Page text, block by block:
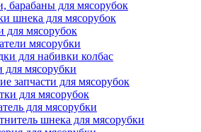
барабаны для мясорубок
шнека для мясорубок
для мясорубок
мясорубки
для набивки колбас
мясорубки
запчасти для мясорубок
для мясорубок
для мясорубки
шнека для мясорубки